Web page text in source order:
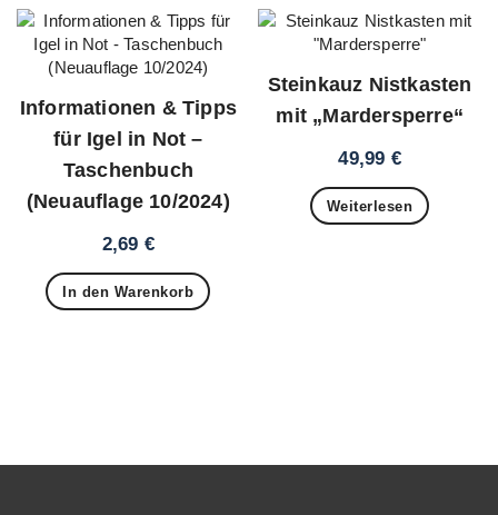
Informationen & Tipps
für Igel in Not –
Taschenbuch
(Neuauflage 10/2024)
2,69 €
In den Warenkorb
Steinkauz Nistkasten
mit „Mardersperre“
49,99 €
Weiterlesen